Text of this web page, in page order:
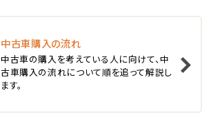
1位
中古車購入の流れ
中古車の購入を考えている人に向けて、中
古車購入の流れについて順を追って解説し
ます。